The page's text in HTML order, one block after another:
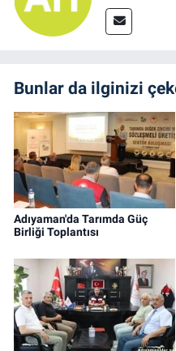
Bunlar da ilginizi
Adıyaman'da Tarımda Güç
Birliği Toplantısı